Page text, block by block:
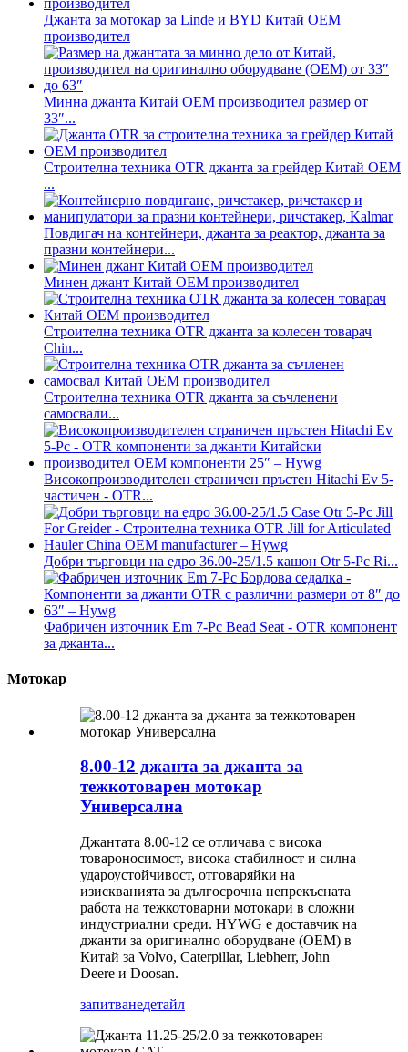
Джанта за мотокар за Linde и BYD Китай OEM
производител
Минна джанта Китай OEM производител размер от
33″...
Строителна техника OTR джанта за грейдер Китай OEM
...
Повдигач на контейнери, джанта за реактор, джанта за
празни контейнери...
Минен джант Китай OEM производител
Строителна техника OTR джанта за колесен товарач
Chin...
Строителна техника OTR джанта за съчленени
самосвали...
Високопроизводителен страничен пръстен Hitachi Ev 5-
частичен - OTR...
Добри търговци на едро 36.00-25/1.5 кашон Otr 5-Pc Ri...
Фабричен източник Em 7-Pc Bead Seat - OTR компонент
за джанта...
Мотокар
8.00-12 джанта за джанта за
тежкотоварен мотокар
Универсална
Джантата 8.00-12 се отличава с висока
товароносимост, висока стабилност и силна
удароустойчивост, отговаряйки на
изискванията за дългосрочна непрекъсната
работа на тежкотоварни мотокари в сложни
индустриални среди. HYWG е доставчик на
джанти за оригинално оборудване (OEM) в
Китай за Volvo, Caterpillar, Liebherr, John
Deere и Doosan.
запитванедетайл